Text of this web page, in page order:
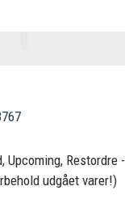
Upcoming, Restordre -
udgået varer!)